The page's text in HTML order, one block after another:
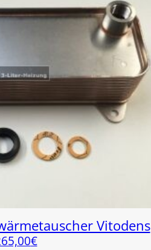
Vitodens
€